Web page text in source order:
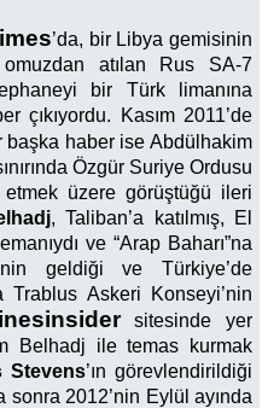
’da, bir Libya gemisinin
atılan Rus SA-7
bir Türk limanına
çıkıyordu. Kasım 2011’de
başka haber ise Abdülhakim
Özgür Suriye Ordusu
üzere görüştüğü ileri
, Taliban’a katılmış, El
ve “Arap Baharı”na
geldiği ve Türkiye’de
Trablus Askeri Konseyi’nin
sitesinde yer
Belhadj ile temas kurmak
Stevens’ın görevlendirildiği
sonra 2012’nin Eylül ayında